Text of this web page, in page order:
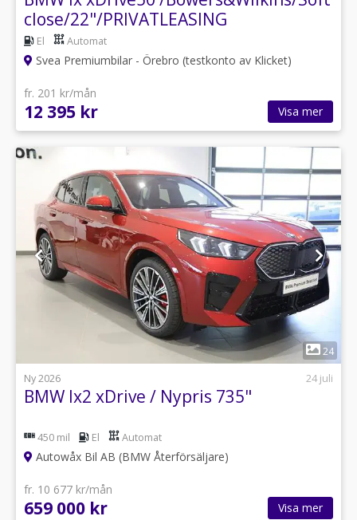
close/22"/PRIVATLEASING
El Automat
Svea Premiumbilar - Örebro (testkonto av Klicket)
fr. 201 kr/mån
12 395 kr Visa mer
1
24
Ny 2026
24 juli
BMW Ix2 xDrive / Nypris 735"
450 mil El Automat
Autowåx Bil AB (BMW Återförsäljare)
fr. 10 677 kr/mån
659 000 kr Visa mer